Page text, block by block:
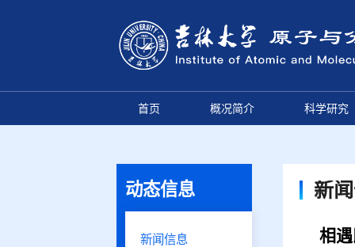
首页 概况简介 科学研究
动态信息
新闻信息
新
相